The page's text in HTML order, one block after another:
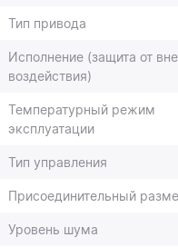
Тип привода
Исполнение (защита от
воздействия)
Температурный режим
эксплуатации
Тип управления
Присоединительный
Уровень шума